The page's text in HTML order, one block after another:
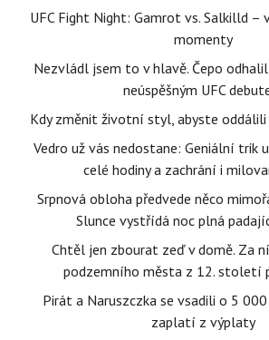
UFC Fight Night: Gamrot vs. Salkilld –
momenty
Nezvládl jsem to v hlavě. Čepo
neúspěšným UFC
Kdy změnit životní styl, abyste oddálili
Vedro už vás nedostane: Geniální trik
celé hodiny a zachrání i
Srpnová obloha předvede něco
Slunce vystřídá noc plná
Chtěl jen zbourat zeď v domě. Za
podzemního města z 12. století
Pirát a Naruszczka se vsadili o 5 000
zaplatí z výplaty